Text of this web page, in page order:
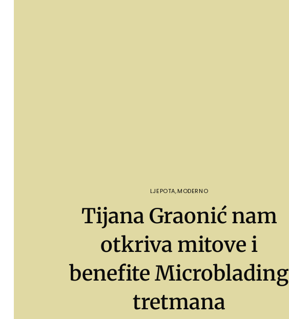
LJEPOTA,MODERNO
Tijana Graonić nam
otkriva mitove i
benefite Microblading
tretmana